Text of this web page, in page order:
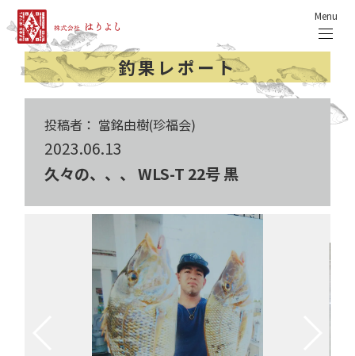
Menu
釣果レポート
投稿者： 當銘由樹(珍福会)
2023.06.13
久々の、、、 WLS-T 22号 黒